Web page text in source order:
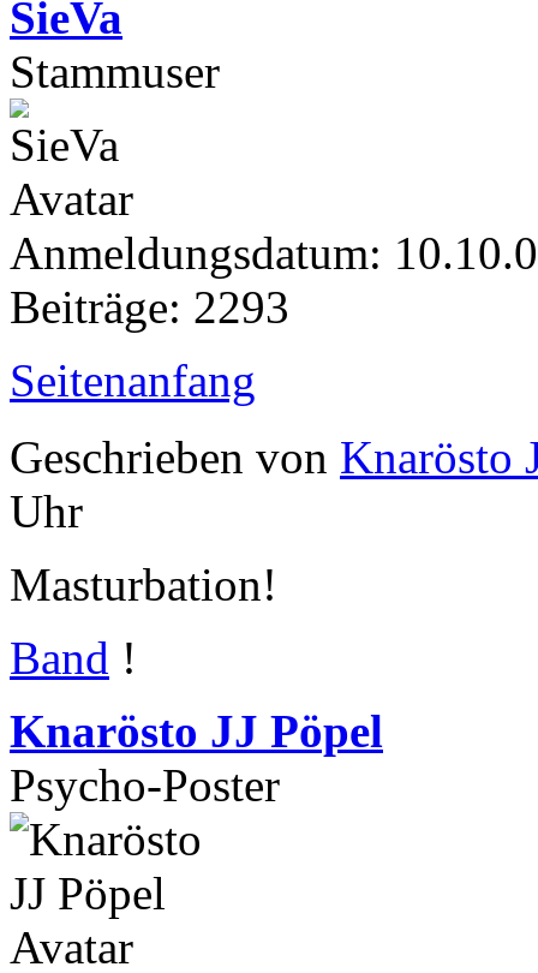
SieVa
Stammuser
Anmeldungsdatum:
Beiträge: 2293
Seitenanfang
Geschrieben von Knarösto
Uhr
Masturbation!
Band !
Knarösto JJ Pöpel
Psycho-Poster